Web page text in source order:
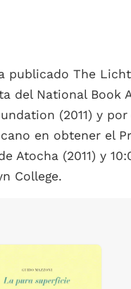
publicado The
del National Book
(2011) y
en obtener el
Atocha (2011) y
College.